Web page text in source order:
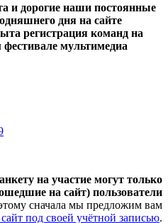
и дорогие наши постоянные
дня на сайте
регистрация команд на
мультимедиа
на участие могут только
на сайт) пользователи
сначала мы предложим вам
под своей учётной записью.